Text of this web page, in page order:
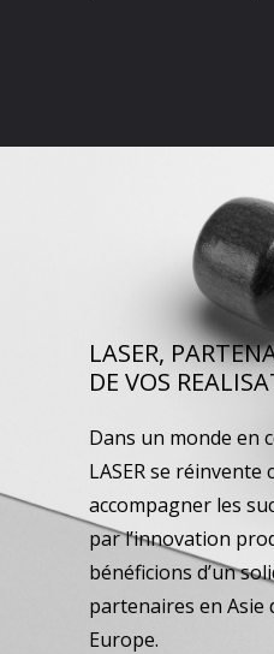
LASER,
DE VOS
Dans un monde en
LASER se
accompagner les
par l’innovation
bénéficions d’un
partenaires en Asie
Europe.